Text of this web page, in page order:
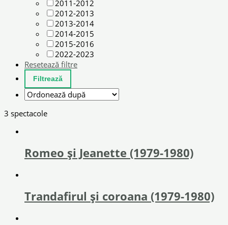
2011-2012
2012-2013
2013-2014
2014-2015
2015-2016
2022-2023
Resetează filtre
3 spectacole
Romeo și Jeanette (1979-1980)
Trandafirul și coroana (1979-1980)